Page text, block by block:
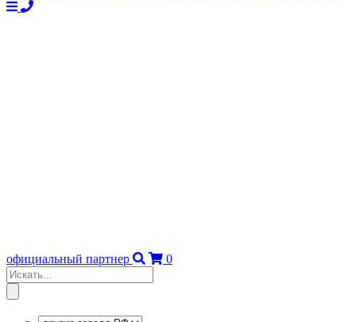
официальный партнер 0